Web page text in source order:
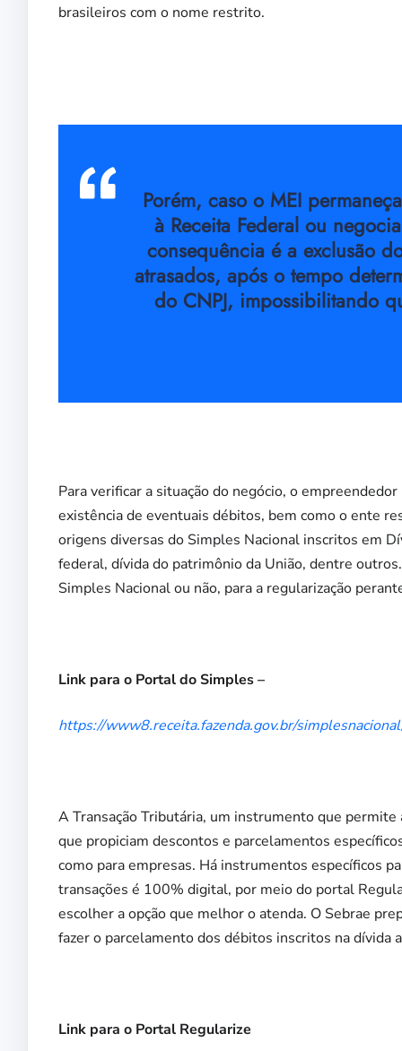
brasileiros com o nome restrito.
Porém, caso o MEI
à Receita Federal ou
consequência é a exclusão
atrasados, após o tempo
do CNPJ, impossibilitando
Para verificar a situação do negócio, o
existência de eventuais débitos, bem como o ente
origens diversas do Simples Nacional inscritos em
federal, dívida do patrimônio da União, dentre
Simples Nacional ou não, para a regularização
Link para o Portal do Simples–
https://www8.receita.fazenda.gov.br/
A Transação Tributária, um instrumento que
que propiciam descontos e parcelamentos
como para empresas. Há instrumentos específicos
transações é 100% digital, por meio do portal
escolher a opção que melhor o atenda. O Sebrae
fazer o parcelamento dos débitos inscritos na dívida
Link para o Portal Regularize